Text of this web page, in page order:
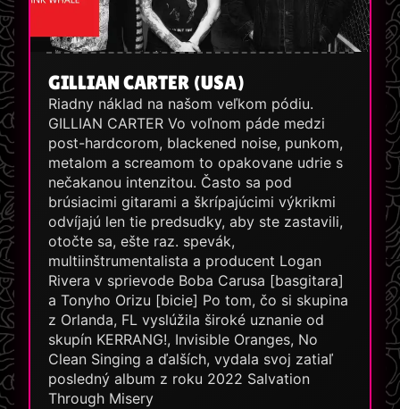
GILLIAN CARTER (USA)
Riadny náklad na našom veľkom pódiu.
GILLIAN CARTER Vo voľnom páde medzi
post-hardcorom, blackened noise, punkom,
metalom a screamom to opakovane udrie s
nečakanou intenzitou. Často sa pod
brúsiacimi gitarami a škrípajúcimi výkrikmi
odvíjajú len tie predsudky, aby ste zastavili,
otočte sa, ešte raz. spevák,
multiinštrumentalista a producent Logan
Rivera v sprievode Boba Carusa [basgitara]
a Tonyho Orizu [bicie] Po tom, čo si skupina
z Orlanda, FL vyslúžila široké uznanie od
skupín KERRANG!, Invisible Oranges, No
Clean Singing a ďalších, vydala svoj zatiaľ
posledný album z roku 2022 Salvation
Through Misery